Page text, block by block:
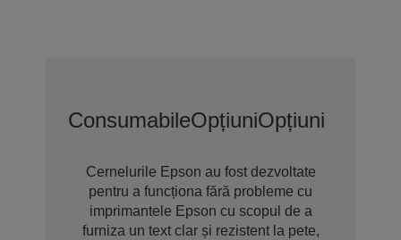
ConsumabileOpțiuniOpțiuni De
Cernelurile Epson au fost dezvoltate
pentru a funcționa fără probleme cu
imprimantele Epson cu scopul de a
furniza un text clar și rezistent la pete,